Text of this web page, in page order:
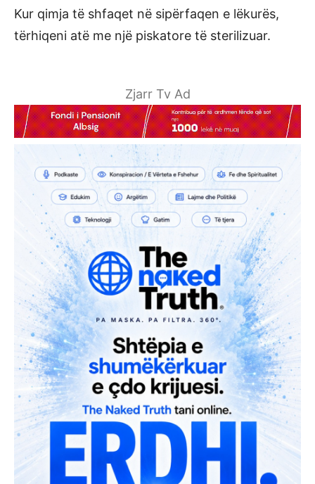
Kur qimja të shfaqet në sipërfaqen e lëkurës,
tërhiqeni atë me një piskatore të sterilizuar.
Zjarr Tv Ad